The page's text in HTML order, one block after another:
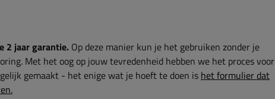
2 jaar garantie. Op deze manier kun je het gebruiken zonder je
Met het oog op jouw tevredenheid hebben we het proces voor
gemaakt - het enige wat je hoeft te doen is het formulier dat